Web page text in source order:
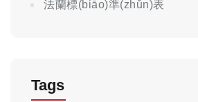
法蘭標(biāo)準(zhǔn)表
Tags